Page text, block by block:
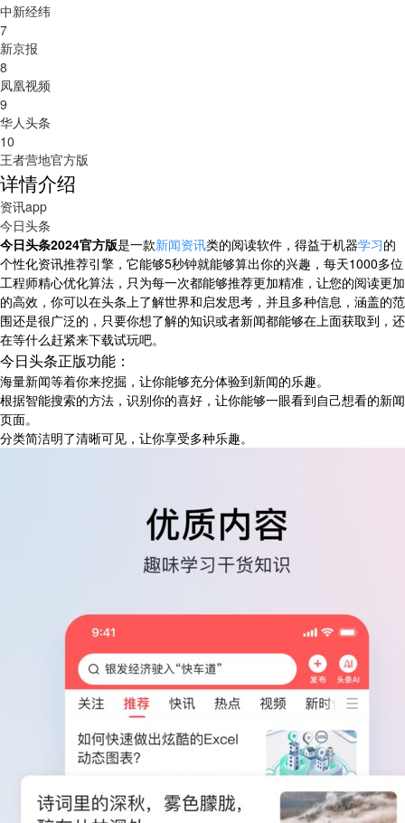
中新经纬
7
新京报
8
凤凰视频
9
华人头条
10
王者营地官方版
详情介绍
资讯app
今日头条
今日头条2024官方版是一款新闻资讯类的阅读软件，得益于机器学习的
个性化资讯推荐引擎，它能够5秒钟就能够算出你的兴趣，每天1000多位
工程师精心优化算法，只为每一次都能够推荐更加精准，让您的阅读更加
的高效，你可以在头条上了解世界和启发思考，并且多种信息，涵盖的范
围还是很广泛的，只要你想了解的知识或者新闻都能够在上面获取到，还
在等什么赶紧来下载试玩吧。
今日头条正版功能：
海量新闻等着你来挖掘，让你能够充分体验到新闻的乐趣。
根据智能搜索的方法，识别你的喜好，让你能够一眼看到自己想看的新闻
页面。
分类简洁明了清晰可见，让你享受多种乐趣。